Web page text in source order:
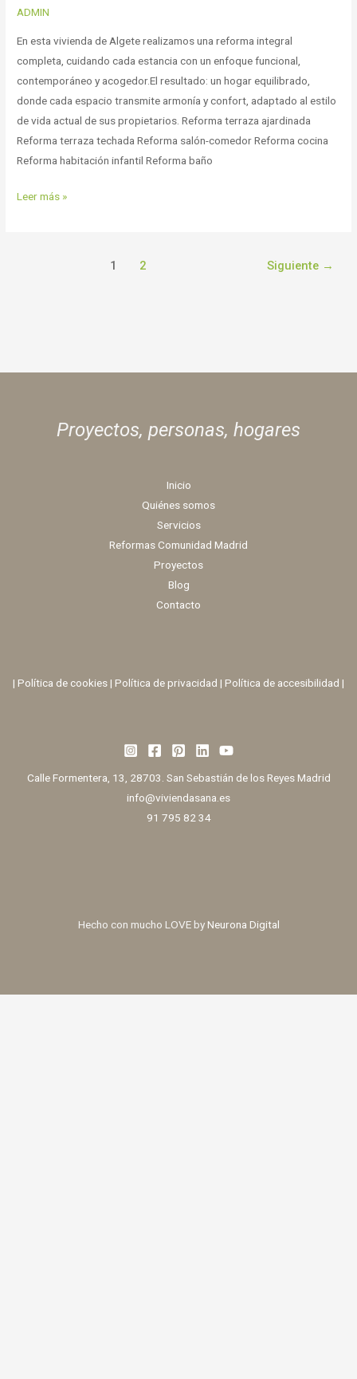
ADMIN
En esta vivienda de Algete realizamos una reforma integral
completa, cuidando cada estancia con un enfoque funcional,
contemporáneo y acogedor.El resultado: un hogar equilibrado,
donde cada espacio transmite armonía y confort, adaptado al estilo
de vida actual de sus propietarios. Reforma terraza ajardinada
Reforma terraza techada Reforma salón-comedor Reforma cocina
Reforma habitación infantil Reforma baño
Leer más »
1 2 Siguiente →
Proyectos, personas, hogares
Inicio
Quiénes somos
Servicios
Reformas Comunidad Madrid
Proyectos
Blog
Contacto
| Política de cookies| Política de privacidad | Política de accesibilidad |
Calle Formentera, 13, 28703. San Sebastián de los Reyes Madrid
info@viviendasana.es
91 795 82 34
Hecho con mucho LOVE byNeurona Digital